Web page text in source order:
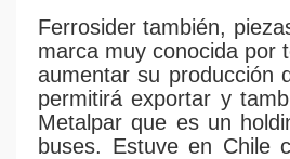
Ferrosider también,
marca muy conocida por
aumentar su producción
permitirá exportar y
Metalpar que es un
buses. Estuve en Chile